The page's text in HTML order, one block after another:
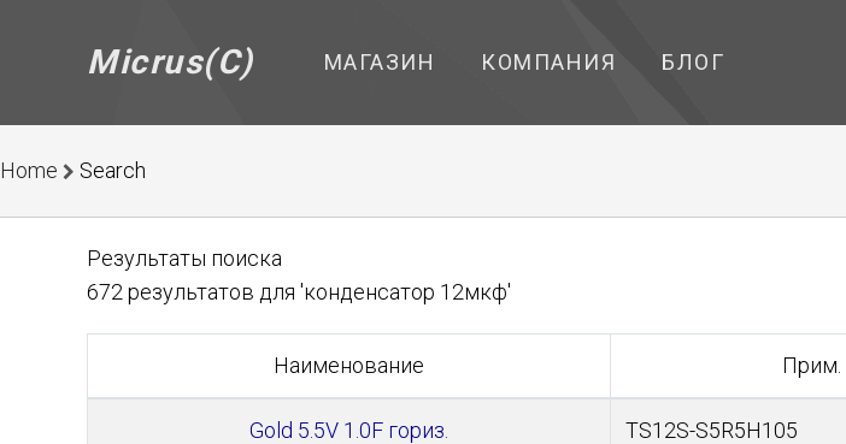
Micrus(C) МАГАЗИН КОМПАНИЯ БЛОГ
Home Search
Результаты поиска
672 результатов для 'конденсатор 12мкф'
Наименование Прим.
Gold 5.5V 1.0F гориз. TS12S-S5R5H105